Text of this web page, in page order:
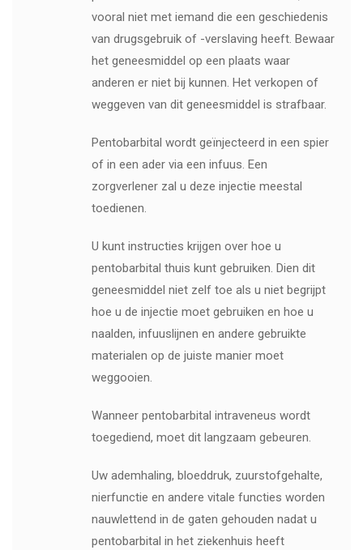
vooral niet met iemand die een geschiedenis
van drugsgebruik of -verslaving heeft. Bewaar
het geneesmiddel op een plaats waar
anderen er niet bij kunnen. Het verkopen of
weggeven van dit geneesmiddel is strafbaar.
Pentobarbital wordt geïnjecteerd in een spier
of in een ader via een infuus. Een
zorgverlener zal u deze injectie meestal
toedienen.
U kunt instructies krijgen over hoe u
pentobarbital thuis kunt gebruiken. Dien dit
geneesmiddel niet zelf toe als u niet begrijpt
hoe u de injectie moet gebruiken en hoe u
naalden, infuuslijnen en andere gebruikte
materialen op de juiste manier moet
weggooien.
Wanneer pentobarbital intraveneus wordt
toegediend, moet dit langzaam gebeuren.
Uw ademhaling, bloeddruk, zuurstofgehalte,
nierfunctie en andere vitale functies worden
nauwlettend in de gaten gehouden nadat u
pentobarbital in het ziekenhuis heeft